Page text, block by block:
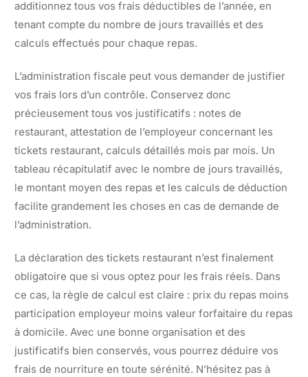
additionnez tous vos frais déductibles de l’année, en
tenant compte du nombre de jours travaillés et des
calculs effectués pour chaque repas.
L’administration fiscale peut vous demander de justifier
vos frais lors d’un contrôle. Conservez donc
précieusement tous vos justificatifs : notes de
restaurant, attestation de l’employeur concernant les
tickets restaurant, calculs détaillés mois par mois. Un
tableau récapitulatif avec le nombre de jours travaillés,
le montant moyen des repas et les calculs de déduction
facilite grandement les choses en cas de demande de
l’administration.
La déclaration des tickets restaurant n’est finalement
obligatoire que si vous optez pour les frais réels. Dans
ce cas, la règle de calcul est claire : prix du repas moins
participation employeur moins valeur forfaitaire du repas
à domicile. Avec une bonne organisation et des
justificatifs bien conservés, vous pourrez déduire vos
frais de nourriture en toute sérénité. N’hésitez pas à